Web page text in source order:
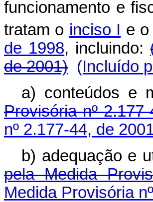
funcionamento e
tratam o inciso I e o
de 1998, incluindo:
de 2001) (Incluído
a) conteúdos e
Provisória nº
nº 2.177-44, de
b) adequação e
pela Medida
Medida Provisória